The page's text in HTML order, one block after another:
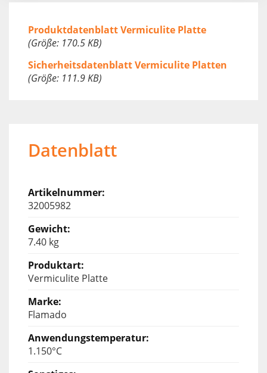
Produktdatenblatt Vermiculite Platte
(Größe: 170.5 KB)
Sicherheitsdatenblatt Vermiculite Platten
(Größe: 111.9 KB)
Datenblatt
32005982
7.40 kg
Vermiculite Platte
Flamado
1.150°C